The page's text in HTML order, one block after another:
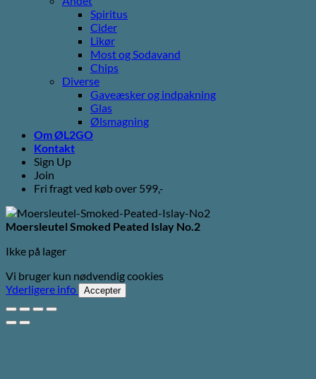
Spiritus
Cider
Likør
Most og Sodavand
Chips
Diverse
Gaveæsker og indpakning
Glas
Ølsmagning
Om ØL2GO
Kontakt
Sign Up
Join
Fri fragt ved køb over 599,-
Moersleutel Smoked Peated Islay No.2
Ikke på lager
Vi bruger kun nødvendig cookies
Yderligere info
Accepter